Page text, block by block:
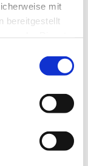
mit
bereitgestellt